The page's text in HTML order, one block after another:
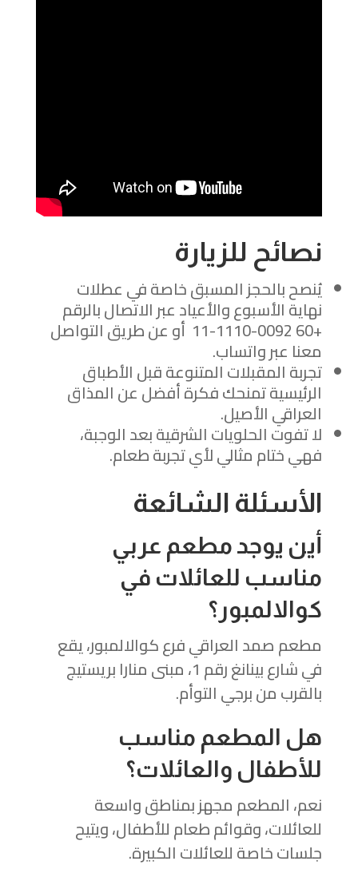
نصائح للزيارة
يُنصح بالحجز المسبق خاصة في عطلات
نهاية الأسبوع والأعياد عبر الاتصال بالرقم
+60 11-1110-0092 أو عن طريق التواصل
معنا عبر واتساب.
تجربة المقبلات المتنوعة قبل الأطباق
الرئيسية تمنحك فكرة أفضل عن المذاق
العراقي الأصيل.
لا تفوت الحلويات الشرقية بعد الوجبة،
فهي ختام مثالي لأي تجربة طعام.
الأسئلة الشائعة
أين يوجد مطعم عربي
مناسب للعائلات في
كوالالمبور؟
مطعم صمد العراقي فرع كوالالمبور، يقع
في شارع بينانغ رقم 1، مبنى منارا بريستيج
بالقرب من برجي التوأم.
هل المطعم مناسب
للأطفال والعائلات؟
نعم، المطعم مجهز بمناطق واسعة
للعائلات، وقوائم طعام للأطفال، ويتيح
جلسات خاصة للعائلات الكبيرة.